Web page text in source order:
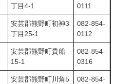
丁目4-1
0111
安芸郡熊野町初神3
丁目25-1
082-854-
0112
安芸郡熊野町貴船
15-1
082-854-
0316
安芸郡熊野町川角5
082-854-